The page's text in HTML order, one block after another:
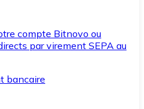
compte Bitnovo ou
par virement SEPA au
bancaire